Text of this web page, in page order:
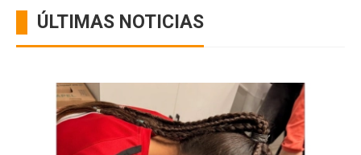
ÚLTIMAS NOTICIAS